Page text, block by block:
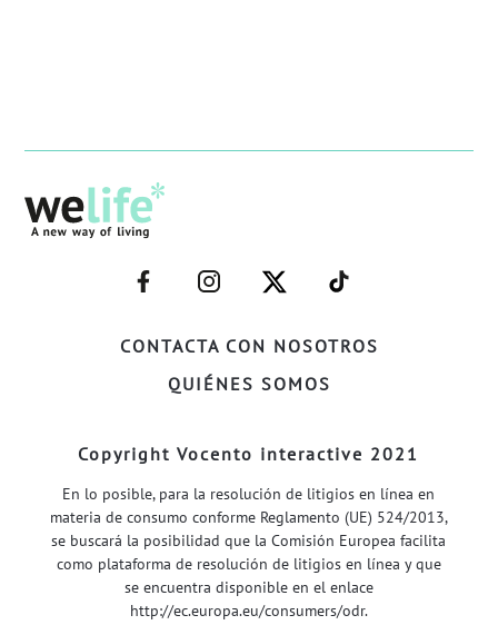
CONTACTA CON NOSOTROS
QUIÉNES SOMOS
–
FACEBOOK–
–
INSTAGRAM–
–
TWITTER–
–
WELIFE–
Copyright Vocento interactive 2021
En lo posible, para la resolución de litigios en línea en
materia de consumo conforme Reglamento (UE) 524/2013,
se buscará la posibilidad que la Comisión Europea facilita
como plataforma de resolución de litigios en línea y que
se encuentra disponible en el enlace
http://ec.europa.eu/consumers/odr.